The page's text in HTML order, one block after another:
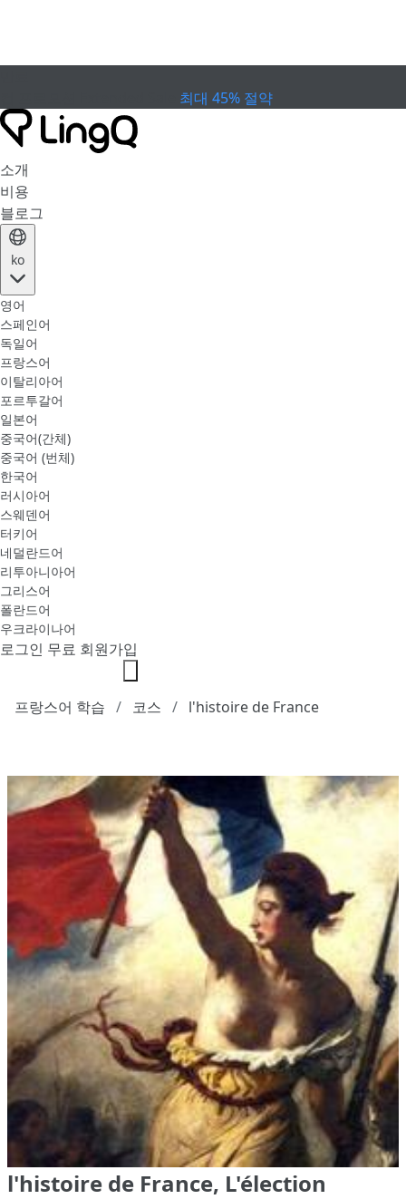
최대 45% 절약
소개
비용
블로그
ko
영어
스페인어
독일어
프랑스어
이탈리아어
포르투갈어
일본어
중국어(간체)
중국어 (번체)
한국어
러시아어
스웨덴어
터키어
네덜란드어
리투아니아어
그리스어
폴란드어
우크라이나어
로그인 무료 회원가입
프랑스어 학습 코스 l'histoire de France
l'histoire de France, L'élection